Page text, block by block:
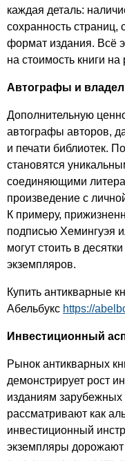
каждая деталь:
сохранность страниц,
формат издания. Всё
на стоимость книги на
Автографы и
Дополнительную
автографы авторов,
и печати библиотек.
становятся
соединяющими
произведение с
К примеру,
подписью Хемингуэя
могут стоить в
экземпляров.
Купить антикварные
Абельбукс https://
Инвестиционный
Рынок антикварных
демонстрирует рост
изданиям зарубежных
рассматривают как
инвестиционный
экземпляры